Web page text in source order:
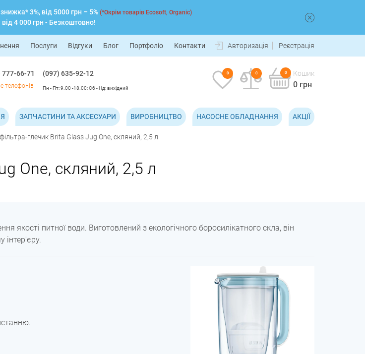
3%, від 5000 грн – 5% (*Окрім товарів Ecosoft, Organic)
4 000 грн - Безкоштовно!
Послуги Відгуки Блог Портфоліо Контакти Авторизація Реєстрація
777-66-71
телефонів
(097) 635-92-12
Пн - Пт: 9.00 -18.00; Сб - Нд: вихідний
0 0 0 Кошик
0 грн
ЗАПЧАСТИНИ ТА АКСЕСУАРИ ВИРОБНИЦТВО НАСОСНЕ ОБЛАДНАННЯ АКЦІЇ
глечик Brita Glass Jug One, скляний, 2,5 л
One, скляний, 2,5 л
якості питної води. Виготовлений з екологічного боросилікатного скла, він
інтер'єру.